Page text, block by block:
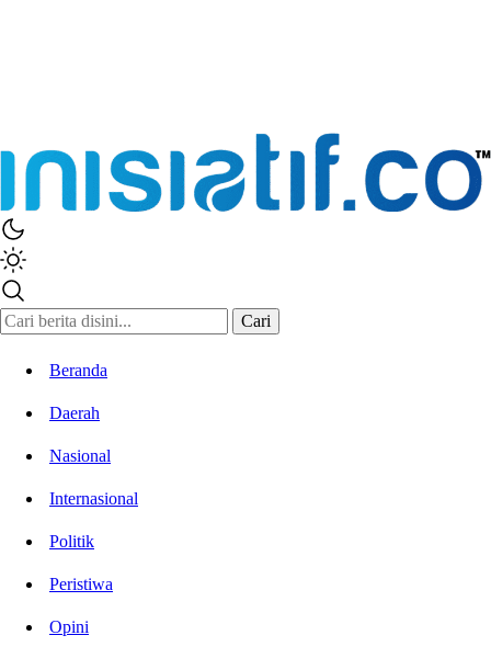
Cari
Beranda
Daerah
Nasional
Internasional
Politik
Peristiwa
Opini